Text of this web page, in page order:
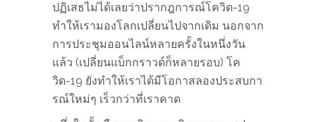
ปฏิเสธไม่ได้เลยว่าปรากฎการณ์โควิด-19
ทำให้เรามองโลกเปลี่ยนไปจากเดิม นอกจาก
การประชุมออนไลน์หลายครั้งในหนึ่งวัน
แล้ว (เปลี่ยนแบ็กกราวด์ก็หลายรอบ) โค
วิด-19 ยังทำให้เราได้มีโอกาสลองประสบกา
รณ์ใหม่ๆ เร็วกว่าที่เราคาด